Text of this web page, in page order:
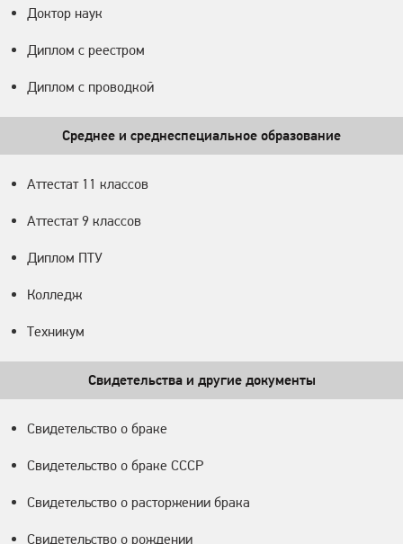
Доктор наук
Диплом с реестром
Диплом с проводкой
Среднее и среднеспециальное образование
Аттестат 11 классов
Аттестат 9 классов
Диплом ПТУ
Колледж
Техникум
Свидетельства и другие документы
Свидетельство о браке
Свидетельство о браке СССР
Свидетельство о расторжении брака
Свидетельство о рождении